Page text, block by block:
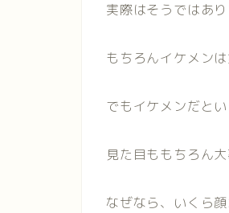
実際はそうではあり
もちろんイケメン
でもイケメンだと
見た目ももちろん
なぜなら、いくら